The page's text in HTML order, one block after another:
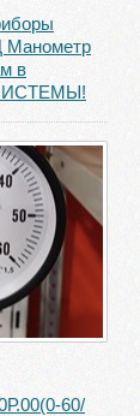
Манометр
в
60/